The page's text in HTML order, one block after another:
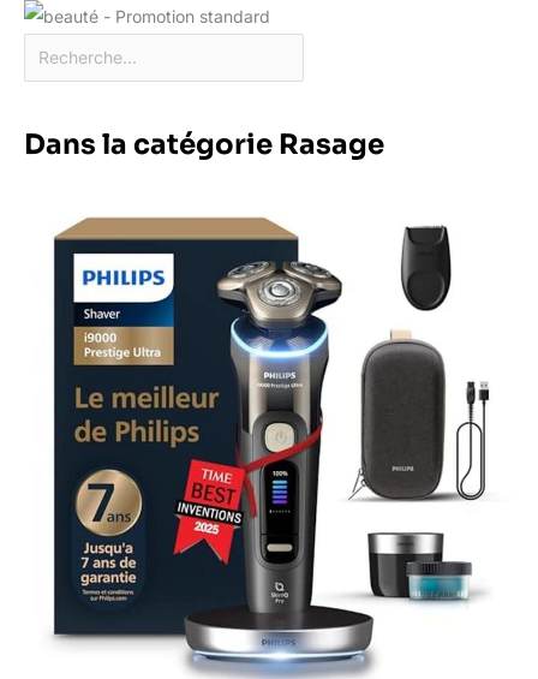
Dans la catégorie Rasage